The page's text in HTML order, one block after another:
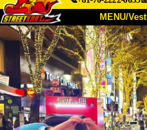
MENU/
Over Ons
Bereikbaarheid
Bedrijf